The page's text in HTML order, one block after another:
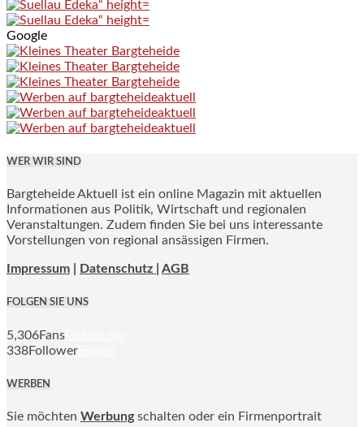
Google
WER WIR SIND
Bargteheide Aktuell ist ein online Magazin mit aktuellen
Informationen aus Politik, Wirtschaft und regionalen
Veranstaltungen. Zudem finden Sie bei uns interessante
Vorstellungen von regional ansässigen Firmen.
Impressum Datenschutz | AGB
FOLGEN SIE UNS
5,306Fans
338Follower
WERBEN
Sie möchten Werbung schalten oder ein Firmenportrait